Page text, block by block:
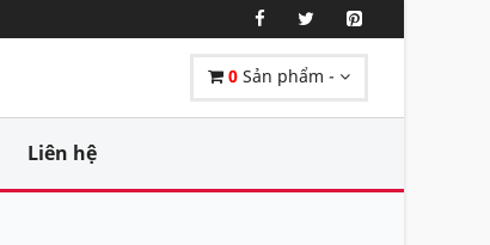
0 Sản phẩm -
Liên hệ